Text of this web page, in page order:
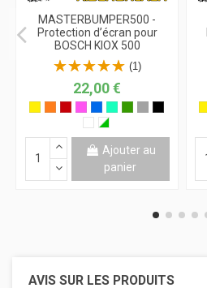
MASTERBUMPER500 -
Protection d’écran pour
BOSCH KIOX 500
(1)
22,00 €
Ajouter au
panier
AVIS SUR LES PRODUITS